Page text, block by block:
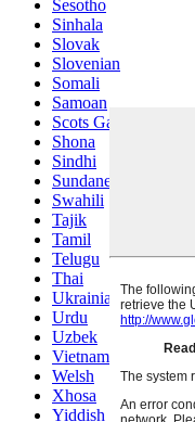
Sesotho
Sinhala
Slovak
Slovenian
Somali
Samoan
Scots Gaelic
Shona
Sindhi
Sundanese
Swahili
Tajik
Tamil
Telugu
Thai
Ukrainian
Urdu
Uzbek
Vietnamese
Welsh
Xhosa
Yiddish